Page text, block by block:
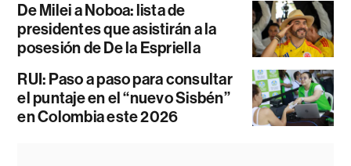
De Milei a Noboa: lista de
presidentes que asistirán a la
posesión de De la Espriella
RUI: Paso a paso para consultar
el puntaje en el “nuevo Sisbén”
en Colombia este 2026